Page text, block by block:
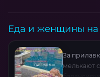
Еда и женщины на
За
мелькают